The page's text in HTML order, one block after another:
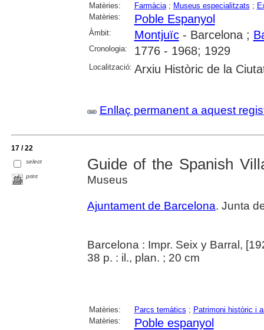
Matèries: Farmàcia; Museus especialitzats ;
Matèries:
Poble Espanyol
Àmbit: Montjuïc- Barcelona ;
Cronologia: 1776 - 1968; 1929
Localització: Arxiu Històric de la
Enllaç permanent a aquest
17 / 22
select
print
Guide of the Spanish
Museus
Ajuntament de Barcelona. Junta
Barcelona : Impr. Seix y Barral,
38 p. : il., plan. ; 20 cm
Matèries: Parcs temàtics ; Patrimoni històric i
Matèries:
Poble espanyol